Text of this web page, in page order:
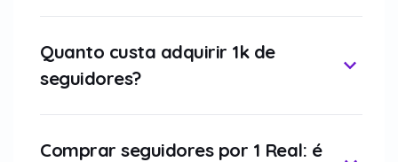
Quanto custa adquirir 1k de
seguidores?
Comprar seguidores por 1 Real: é